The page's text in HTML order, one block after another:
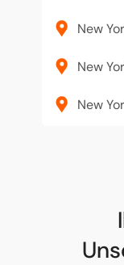
New
New
New